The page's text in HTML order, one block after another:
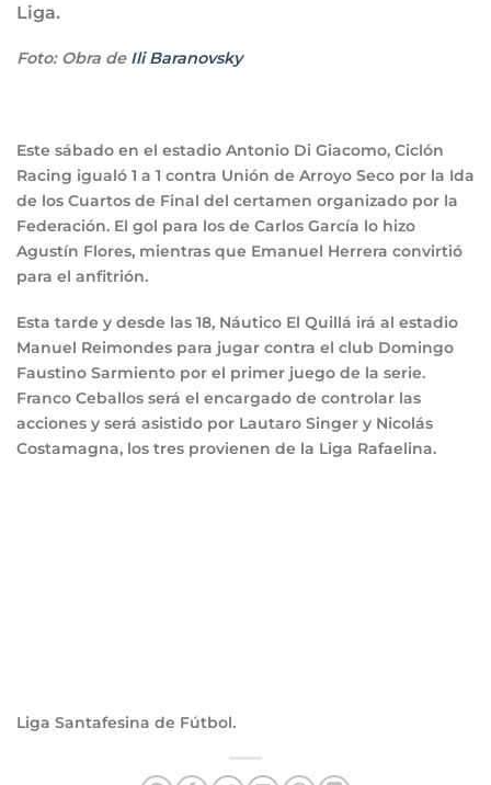
Liga.
Foto: Obra de Ili Baranovsky
Este sábado en el estadio Antonio Di Giacomo, Ciclón
Racing igualó 1 a 1 contra Unión de Arroyo Seco por la Ida
de los Cuartos de Final del certamen organizado por la
Federación. El gol para los de Carlos García lo hizo
Agustín Flores, mientras que Emanuel Herrera convirtió
para el anfitrión.
Esta tarde y desde las 18, Náutico El Quillá irá al estadio
Manuel Reimondes para jugar contra el club Domingo
Faustino Sarmiento por el primer juego de la serie.
Franco Ceballos será el encargado de controlar las
acciones y será asistido por Lautaro Singer y Nicolás
Costamagna, los tres provienen de la Liga Rafaelina.
Liga Santafesina de Fútbol.